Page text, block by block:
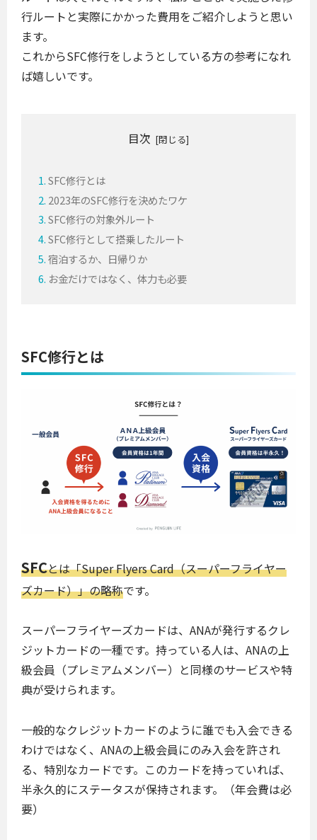
行ルートと実際にかかった費用をご紹介しようと思い
ます。
これからSFC修行をしようとしている方の参考になれ
ば嬉しいです。
目次
SFC修行とは
2023年のSFC修行を決めたワケ
SFC修行の対象外ルート
SFC修行として搭乗したルート
宿泊するか、日帰りか
お金だけではなく、体力も必要
SFC修行とは
SFCとは「Super Flyers Card（スーパーフライヤー
ズカード）」の略称です。
スーパーフライヤーズカードは、ANAが発行するクレ
ジットカードの一種です。持っている人は、ANAの上
級会員（プレミアムメンバー）と同様のサービスや特
典が受けられます。
一般的なクレジットカードのように誰でも入会できる
わけではなく、ANAの上級会員にのみ入会を許され
る、特別なカードです。このカードを持っていれば、
半永久的にステータスが保持されます。（年会費は必
要）